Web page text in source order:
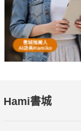
Hami書城